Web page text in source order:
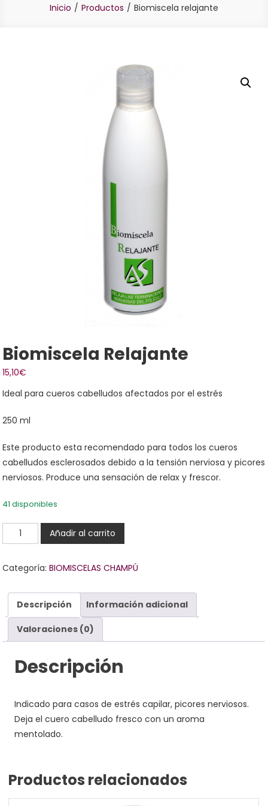
Inicio Productos Biomiscela relajante
Biomiscela Relajante
15,10€
Ideal para cueros cabelludos afectados por el estrés
250 ml
Este producto esta recomendado para todos los cueros
cabelludos esclerosados debido a la tensión nerviosa y picores
nerviosos. Produce una sensación de relax y frescor.
41 disponibles
Biomiscela
relajante
Añadir al carrito
Categoría:BIOMISCELAS CHAMPÚ
Descripción Información adicional
Valoraciones (0)
Descripción
Indicado para casos de estrés capilar, picores nerviosos.
Deja el cuero cabelludo fresco con un aroma
mentolado.
Productos relacionados